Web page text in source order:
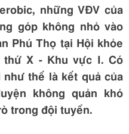
những VĐV của
góp không nhỏ vào
Phú Thọ tại Hội khỏe
thứ X - Khu vực I. Có
thế là kết quả của
không quản khó
trong đội tuyển.